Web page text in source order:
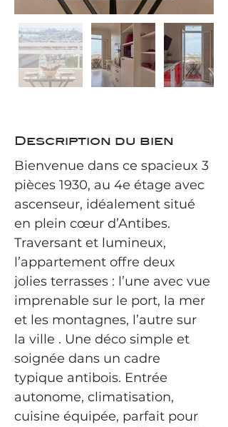
Description du bien
Bienvenue dans ce spacieux 3
pièces 1930, au 4e étage avec
ascenseur, idéalement situé
en plein cœur d’Antibes.
Traversant et lumineux,
l’appartement offre deux
jolies terrasses : l’une avec vue
imprenable sur le port, la mer
et les montagnes, l’autre sur
la ville . Une déco simple et
soignée dans un cadre
typique antibois. Entrée
autonome, climatisation,
cuisine équipée, parfait pour